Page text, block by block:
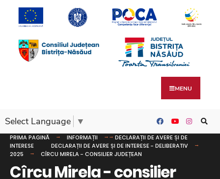
MENU
Select Language ▼
PRIMA PAGINĂ INFORMAȚII
DECLARAȚII DE AVERE ȘI DE
INTERESE
DECLARAȚII DE AVERE ȘI DE INTERESE - DELIBERATIV
2025
CÎRCU MIRELA - CONSILIER JUDEȚEAN
Cîrcu Mirela - consilier